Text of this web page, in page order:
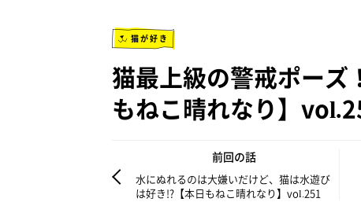
猫が好き
猫最上級の警戒ポー
もねこ晴れなり】
前回の話
水にぬれるのは大嫌いだけど、猫は水遊び
は好き!?【本日もねこ晴れなり】vol.251